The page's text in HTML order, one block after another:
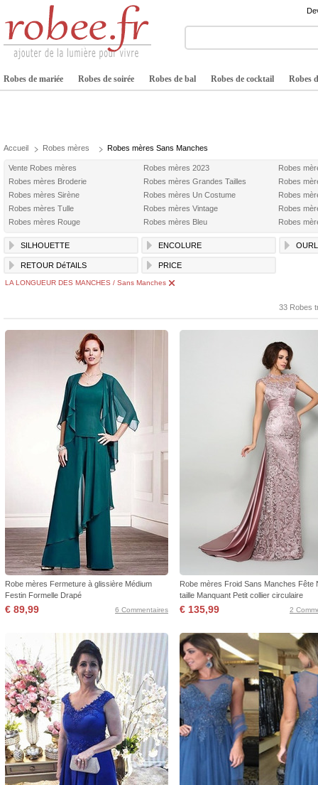
Robes de mariée Robes de soirée Robes de bal Robes de cocktail Robes
Accueil Robes mères Robes mères Sans Manches
Vente Robes mères Robes mères 2023
Robes
Robes mères Broderie
Robes mères Grandes Tailles
Robes
Robes mères Sirène
Robes mères Un Costume
Robes
Robes mères Tulle
Robes mères Vintage
Robes
Robes mères Rouge
Robes mères Bleu Robes
SILHOUETTE ENCOLURE
RETOUR DéTAILS PRICE
LA LONGUEUR DES MANCHES / Sans Manches
33 Robes
Robe mères Fermeture à glissière Médium
Festin Formelle Drapé
€ 89,99 6 Commentaires
Robe mères Froid Sans Manches Fête
taille Manquant Petit collier circulaire
€ 135,99 2